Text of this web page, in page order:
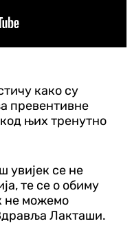
како су
превентивне
њих тренутно
увијек се не
те се о обиму
не можемо
Лакташи.